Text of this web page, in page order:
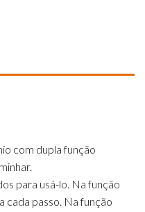
com dupla função
​​para usá-lo. Na função
cada passo. Na função